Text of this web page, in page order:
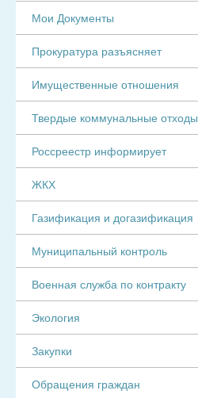
Мои Документы
Прокуратура разъясняет
Имущественные отношения
Твердые коммунальные отходы
Россреестр информирует
ЖКХ
Газификация и догазификация
Муниципальный контроль
Военная служба по контракту
Экология
Закупки
Обращения граждан